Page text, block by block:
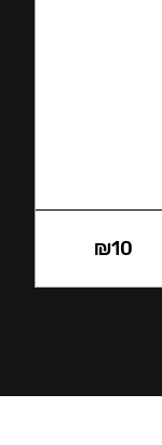
₪10